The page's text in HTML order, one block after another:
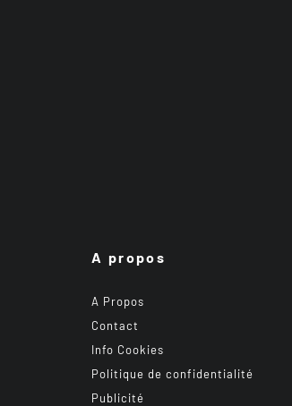
A propos
A Propos
Contact
Info Cookies
Politique de confidentialité
Publicité